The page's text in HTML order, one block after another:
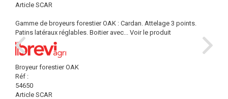
Article SCAR
Gamme de broyeurs forestier OAK : Cardan. Attelage 3 points.
Patins latéraux réglables. Boitier avec... Voir le produit
Broyeur forestier OAK
Réf :
54650
Article SCAR